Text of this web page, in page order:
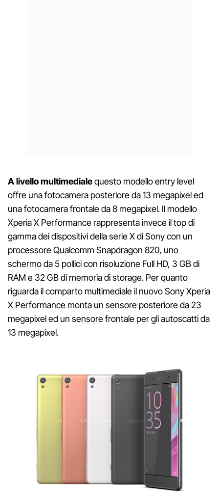
A livello multimedialequesto modello entry level
offre una fotocamera posteriore da 13 megapixel ed
una fotocamera frontale da 8 megapixel. Il modello
Xperia X Performance rappresenta invece il top di
gamma dei dispositivi della serie X di Sony con un
processore Qualcomm Snapdragon 820, uno
schermo da 5 pollici con risoluzione Full HD, 3 GB di
RAM e 32 GB di memoria di storage. Per quanto
riguarda il comparto multimediale il nuovo Sony Xperia
X Performance monta un sensore posteriore da 23
megapixel ed un sensore frontale per gli autoscatti da
13 megapixel.